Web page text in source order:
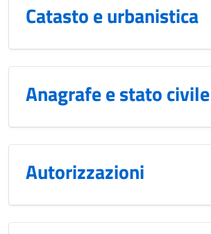
Catasto e urbanistica
Anagrafe e stato civile
Autorizzazioni